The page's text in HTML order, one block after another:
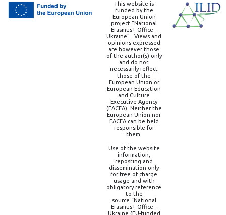
This website is
funded by the
European Union
project “National
Erasmus+ Office –
Ukraine” . Views and
opinions expressed
are however those
of the author(s) only
and do not
necessarily reflect
those of the
European Union or
European Education
and Culture
Executive Agency
(EACEA). Neither the
European Union nor
EACEA can be held
responsible for
them.
Use of the website
information,
reposting and
dissemination only
for free of charge
usage and with
obligatory reference
to the
source “National
Erasmus+ Office –
Ukraine (EU-funded